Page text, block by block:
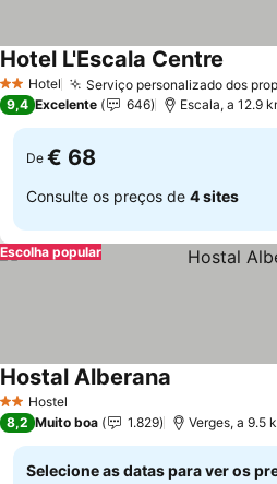
2 Estrelas
Hotel Serviço personalizado dos
Hotel L'Escala Centre
9,4 Excelente 646 Escala, a 12.9
De € 68
Consulte os preços de 4 sites
Escolha popular
2 Estrelas
Hostel
Hostal Alberana
8,2 Muito boa 1.829 Verges, a 9.5
Selecione as datas para ver os